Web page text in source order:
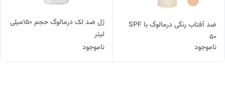
ضد آفتاب رنگی درمالوگ با SPF
50
ناموجود
ژل ضد لک درمالوگ حجم 150میلی
لیتر
ناموجود